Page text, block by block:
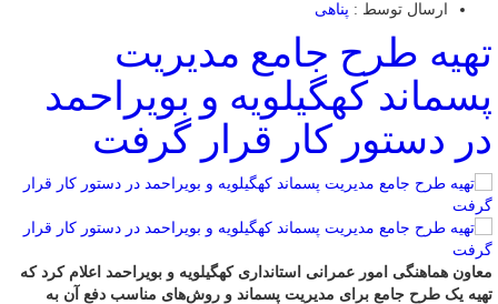
ارسال توسط : پناهی
تهیه طرح جامع مدیریت
پسماند کهگیلویه و بویراحمد
در دستور کار قرار گرفت
معاون هماهنگی امور عمرانی استانداری کهگیلویه و بویراحمد اعلام کرد که
تهیه یک طرح جامع برای مدیریت پسماند و روش‌های مناسب دفع آن به